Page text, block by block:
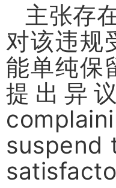
主张存
对该违规
能单纯保
提出异
suspend